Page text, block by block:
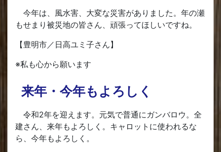
今年は、風水害、大変な災害がありました。年の瀬
もせまり被災地の皆さん、頑張ってほしいですね。
【豊明市／日高ユミ子さん】
※私も心から願います
来年・今年もよろしく
令和2年を迎えます。元気で普通にガンバロウ。全
建さん、来年もよろしく。キャロットに使われるな
ら、今年もよろしく。